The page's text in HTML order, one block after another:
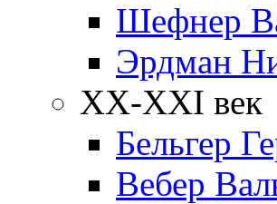
Шефнер
Эрдман
ХХ-XXI век
Бельгер
Вебер